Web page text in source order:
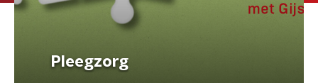
Pleegzorg